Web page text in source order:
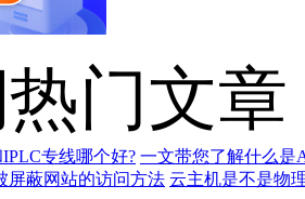
门文章
专线哪个好? 一文带您了解什么是
屏蔽网站的访问方法 云主机是不是物